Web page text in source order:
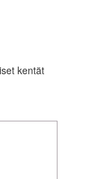
kentät